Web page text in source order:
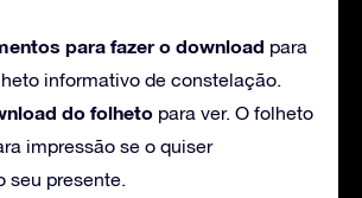
para fazer o download para
informativo de constelação.
do folheto para ver. O folheto
impressão se o quiser
seu presente.